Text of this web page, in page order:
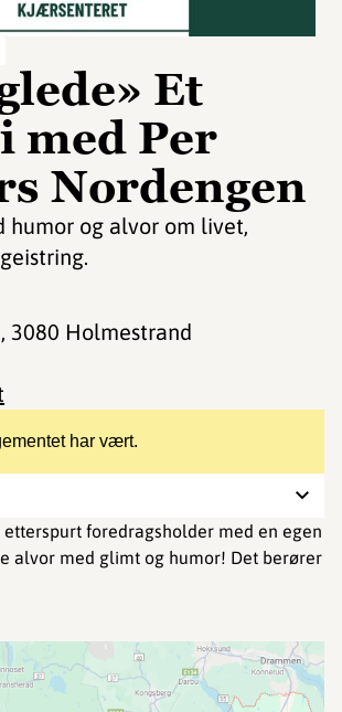
Et
med Per
Nordengen
humor og alvor om livet,
har vært.
foredragsholder med en egen
alvor med glimt og humor! Det berører
, 3080 Holmestrand